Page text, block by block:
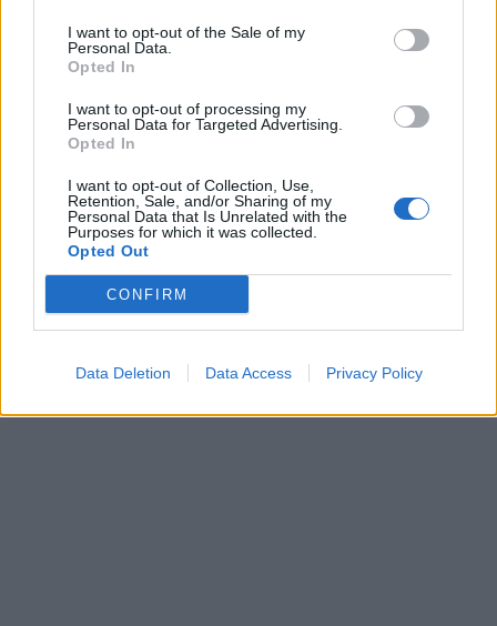
I want to opt-out of the Sale of my
Personal Data.
Opted In
I want to opt-out of processing my
Personal Data for Targeted Advertising.
Opted In
I want to opt-out of Collection, Use,
Retention, Sale, and/or Sharing of my
Personal Data that Is Unrelated with the
Purposes for which it was collected.
Opted Out
CONFIRM
Data Deletion Data Access Privacy Policy